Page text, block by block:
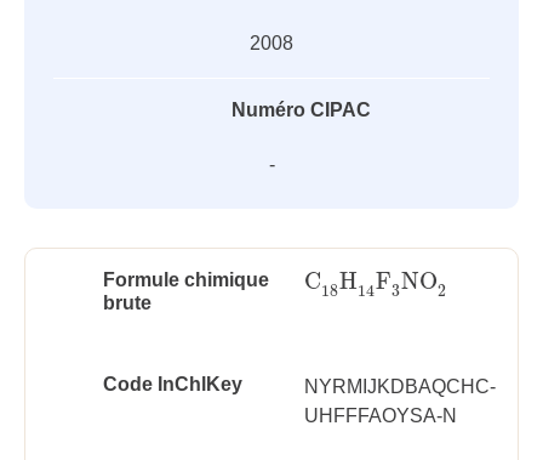
2008
Numéro CIPAC
-
Formule chimique
brute
C18H14F3NO2
C18H14F3NO2
Code InChlKey
NYRMIJKDBAQCHC-
UHFFFAOYSA-N